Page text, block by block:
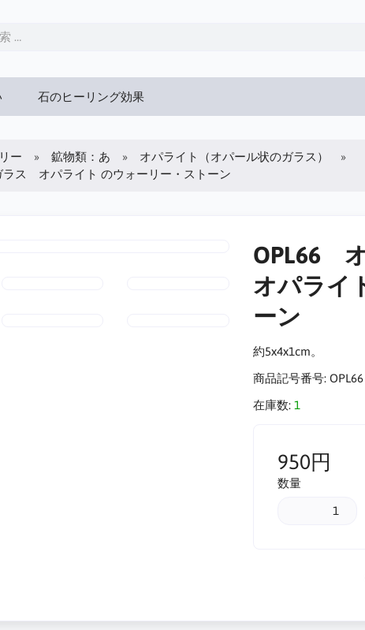
石のヒーリング効果
ー 鉱物類：あ
オパライト（オパール状のガラス）
ス オパライト のウォーリー・ストーン
OPL66
オパライ
ーン
約5x4x1cm。
商品記号番号: OPL66
在庫数: 1
950円
数量